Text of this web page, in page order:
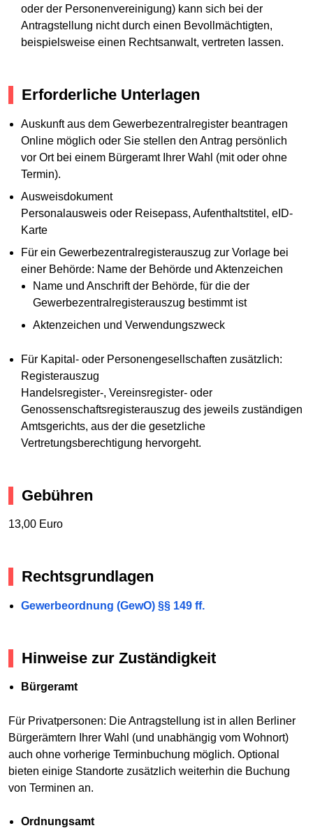
oder der Personenvereinigung) kann sich bei der
Antragstellung nicht durch einen Bevollmächtigten,
beispielsweise einen Rechtsanwalt, vertreten lassen.
Erforderliche Unterlagen
Auskunft aus dem Gewerbezentralregister beantragen
Online möglich oder Sie stellen den Antrag persönlich
vor Ort bei einem Bürgeramt Ihrer Wahl (mit oder ohne
Termin).
Ausweisdokument
Personalausweis oder Reisepass, Aufenthaltstitel, eID-
Karte
Für ein Gewerbezentralregisterauszug zur Vorlage bei
einer Behörde: Name der Behörde und Aktenzeichen
Name und Anschrift der Behörde, für die der
Gewerbezentralregisterauszug bestimmt ist
Aktenzeichen und Verwendungszweck
Für Kapital- oder Personengesellschaften zusätzlich:
Registerauszug
Handelsregister-, Vereinsregister- oder
Genossenschaftsregisterauszug des jeweils zuständigen
Amtsgerichts, aus der die gesetzliche
Vertretungsberechtigung hervorgeht.
Gebühren
13,00 Euro
Rechtsgrundlagen
Gewerbeordnung (GewO) §§ 149 ff.
Hinweise zur Zuständigkeit
Bürgeramt
Für Privatpersonen: Die Antragstellung ist in allen Berliner
Bürgerämtern Ihrer Wahl (und unabhängig vom Wohnort)
auch ohne vorherige Terminbuchung möglich. Optional
bieten einige Standorte zusätzlich weiterhin die Buchung
von Terminen an.
Ordnungsamt